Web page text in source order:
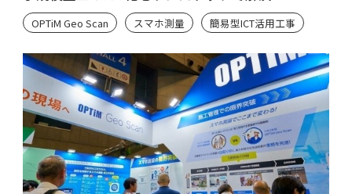
OPTiM Geo Scan スマホ測量 簡易型ICT活用工事